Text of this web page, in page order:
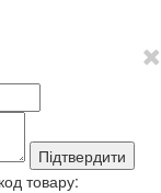
Підтвердити
товару: